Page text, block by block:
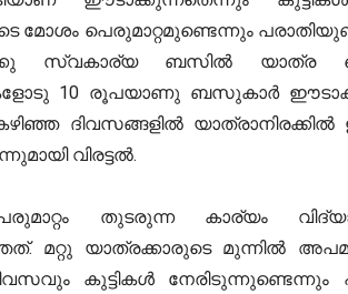
മോശം പെരുമാറ്റമുണ്ടെന്നും
സ്വകാര്യ ബസിൽ യാത്ര
10 രൂപയാണു ബസുകാർ
ദിവസങ്ങളിൽ
വിരട്ടൽ.
തുടരുന്ന കാര്യം
മറ്റു യാത്രക്കാരുടെ മുന്നിൽ
കുട്ടികൾ നേരിടുന്നുണ്ടെന്നും